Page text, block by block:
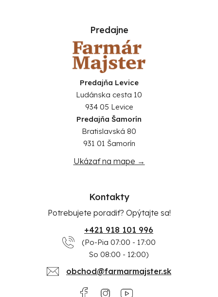
Predajne
Predajňa Levice
Ludánska cesta 10
934 05 Levice
Predajňa Šamorín
Bratislavská 80
931 01 Šamorín
Ukázať na mape →
Kontakty
Potrebujete poradiť? Opýtajte sa!
+421 918 101 996
(Po-Pia 07:00 - 17:00
So 08:00 - 12:00)
obchod@farmarmajster.sk